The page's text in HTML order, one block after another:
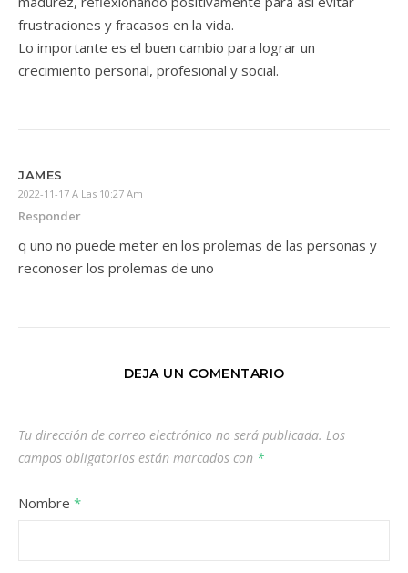
frustraciones y fracasos en la vida.
Lo importante es el buen cambio para lograr un
crecimiento personal, profesional y social.
JAMES
2022-11-17 A Las 10:27 Am
Responder
q uno no puede meter en los prolemas de las personas y
reconoser los prolemas de uno
DEJA UN COMENTARIO
Tu dirección de correo electrónico no será publicada. Los
campos obligatorios están marcados con *
Nombre *